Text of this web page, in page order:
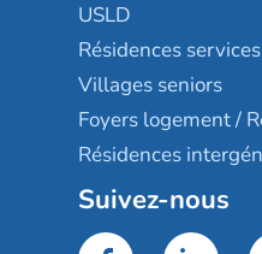
USLD
Résidences
Villages seniors
Foyers logement /
Résidences
Suivez-nous